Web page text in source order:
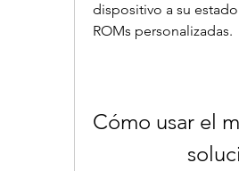
dispositivo a su
ROMs personalizadas.
Cómo usar el